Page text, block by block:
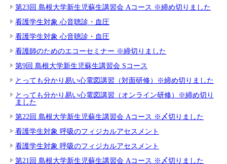
第23回 島根大学新生児蘇生講習会 Aコース ※締め切りました
看護学生対象 心音聴診・血圧
看護学生対象 心音聴診・血圧
看護師のためのエコーセミナー ※締切りました
第9回 島根大学新生児蘇生講習会 Sコース
とっても分かり易い心電図講習（対面研修）※締め切りました
とっても分かり易い心電図講習（オンライン研修）※締め切り
ました
第22回 島根大学新生児蘇生講習会 Aコース ※〆切りました
看護学生対象 呼吸のフィジカルアセスメント
看護学生対象 呼吸のフィジカルアセスメント
第21回 島根大学新生児蘇生講習会 Aコース ※〆切りました